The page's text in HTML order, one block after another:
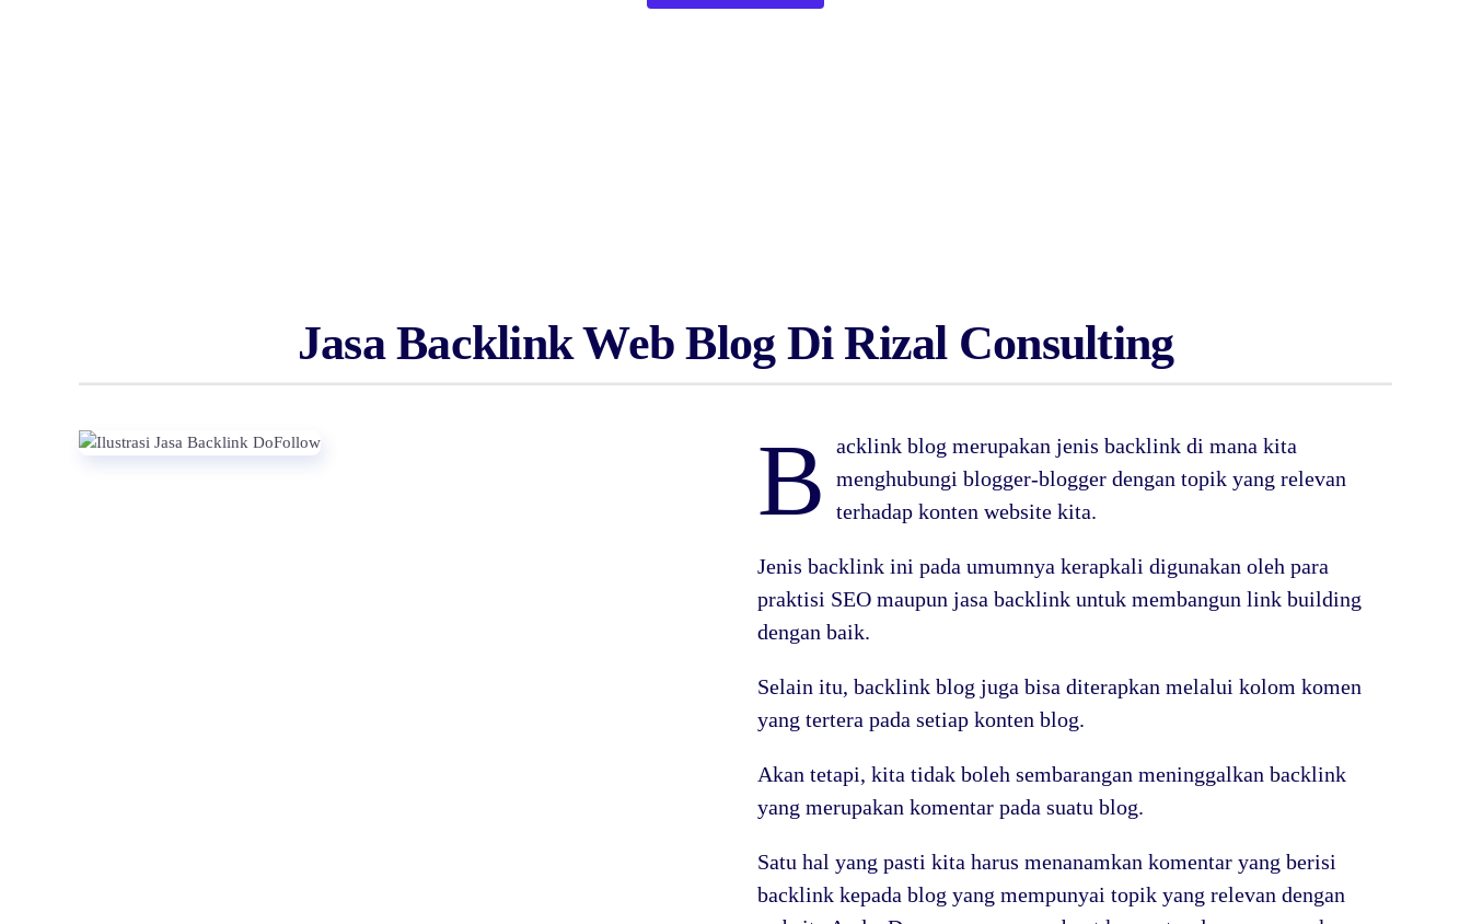
Jasa Backlink Web Blog Di Rizal Consulting
B
acklink blog merupakan jenis backlink di mana kita
menghubungi blogger-blogger dengan topik yang relevan
terhadap konten website kita.
Jenis backlink ini pada umumnya kerapkali digunakan oleh para
praktisi SEO maupun jasa backlink untuk membangun link building
dengan baik.
Selain itu, backlink blog juga bisa diterapkan melalui kolom komen
yang tertera pada setiap konten blog.
Akan tetapi, kita tidak boleh sembarangan meninggalkan backlink
yang merupakan komentar pada suatu blog.
Satu hal yang pasti kita harus menanamkan komentar yang berisi
backlink kepada blog yang mempunyai topik yang relevan dengan